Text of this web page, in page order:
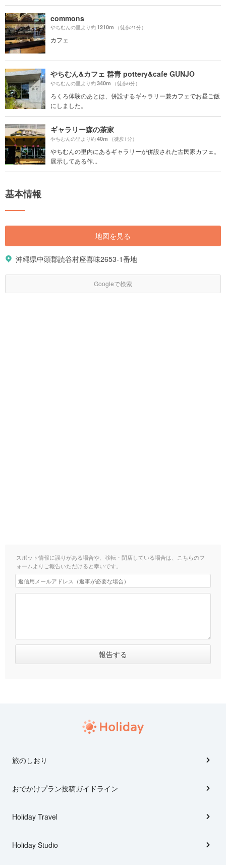
commons
やちむんの里より約1210m （徒歩21分）
カフェ
やちむん&カフェ 群青 pottery&cafe GUNJO
やちむんの里より約340m （徒歩6分）
ろくろ体験のあとは、併設するギャラリー兼カフェでお昼ご飯
にしました。
ギャラリー森の茶家
やちむんの里より約40m （徒歩1分）
やちむんの里内にあるギャラリーが併設された古民家カフェ。
展示してある作...
基本情報
地図を見る
沖縄県中頭郡読谷村座喜味2653-1番地
Googleで検索
スポット情報に誤りがある場合や、移転・閉店している場合は、こちらのフ
ォームよりご報告いただけると幸いです。
旅のしおり
おでかけプラン投稿ガイドライン
Holiday Travel
Holiday Studio